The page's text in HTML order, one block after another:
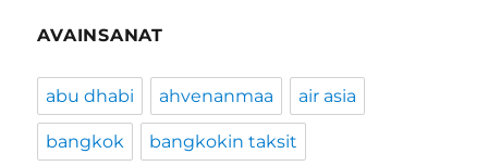
AVAINSANAT
abu dhabi ahvenanmaa air asia
bangkok bangkokin taksit